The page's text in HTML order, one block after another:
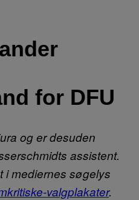
for DFU
og er desuden
assistent.
i mediernes søgelys
valgplakater.